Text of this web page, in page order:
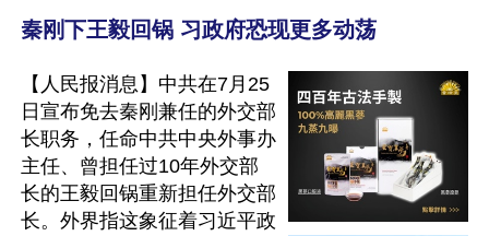
秦刚下王毅回锅 习政府恐现更多动荡
【人民报消息】中共在7月25
日宣布免去秦刚兼任的外交部
长职务，任命中共中央外事办
主任、曾担任过10年外交部
长的王毅回锅重新担任外交部
长。外界指这象征着习近平政